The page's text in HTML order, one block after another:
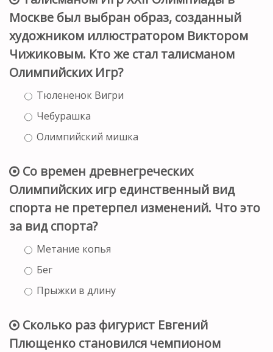
Москве был выбран образ, созданный
художником иллюстратором Виктором
Чижиковым. Кто же стал талисманом
Олимпийских Игр?
Тюлененок Вигри
Чебурашка
Олимпийский мишка
Со времен древнегреческих
Олимпийских игр единственный вид
спорта не претерпел изменений. Что это
за вид спорта?
Метание копья
Бег
Прыжки в длину
Сколько раз фигурист Евгений
Плющенко становился чемпионом